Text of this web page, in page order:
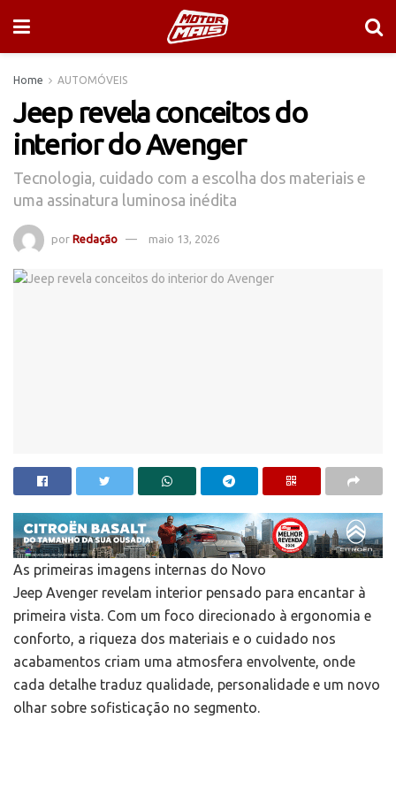
Home AUTOMÓVEIS
Jeep revela conceitos do
interior do Avenger
Tecnologia, cuidado com a escolha dos materiais e
uma assinatura luminosa inédita
por Redação maio 13, 2026
As primeiras imagens internas do Novo
Jeep Avenger revelam interior pensado para encantar à
primeira vista. Com um foco direcionado à ergonomia e
conforto, a riqueza dos materiais e o cuidado nos
acabamentos criam uma atmosfera envolvente, onde
cada detalhe traduz qualidade, personalidade e um novo
olhar sobre sofisticação no segmento.